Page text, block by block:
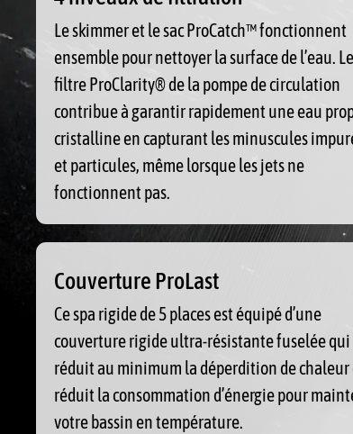
Le skimmer et le sac ProCatch™ fonctionnent
ensemble pour nettoyer la surface de l’eau. Le
filtre ProClarity® de la pompe de circulation
contribue à garantir rapidement une eau
cristalline en capturant les minuscules
et particules, même lorsque les jets ne
fonctionnent pas.
Couverture ProLast
Ce spa rigide de 5 places est équipé d’une
couverture rigide ultra-résistante fuselée qui
réduit au minimum la déperdition de chaleur
réduit la consommation d’énergie pour
votre bassin en température.